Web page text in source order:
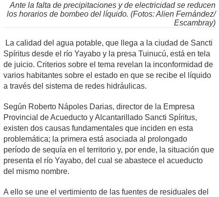
Ante la falta de precipitaciones y de electricidad se reducen
los horarios de bombeo del líquido. (Fotos: Alien Fernández/
Escambray)
La calidad del agua potable, que llega a la ciudad de Sancti
Spíritus desde el río Yayabo y la presa Tuinucú, está en tela
de juicio. Criterios sobre el tema revelan la inconformidad de
varios habitantes sobre el estado en que se recibe el líquido
a través del sistema de redes hidráulicas.
Según Roberto Nápoles Darias, director de la Empresa
Provincial de Acueducto y Alcantarillado Sancti Spíritus,
existen dos causas fundamentales que inciden en esta
problemática; la primera está asociada al prolongado
período de sequía en el territorio y, por ende, la situación que
presenta el río Yayabo, del cual se abastece el acueducto
del mismo nombre.
A ello se une el vertimiento de las fuentes de residuales del